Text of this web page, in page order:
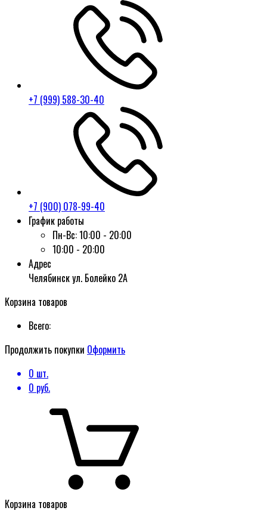
+7 (999) 588-30-40
+7 (900) 078-99-40
График работы
Пн-Вс:10:00 - 20:00
10:00 - 20:00
Адрес
Челябинск ул. Болейко 2А
Корзина товаров
Всего:
Продолжить покупки Оформить
0 шт.
0 руб.
Корзина товаров